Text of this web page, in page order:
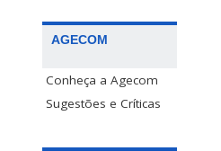
AGECOM
Conheça a Agecom
Sugestões e Críticas